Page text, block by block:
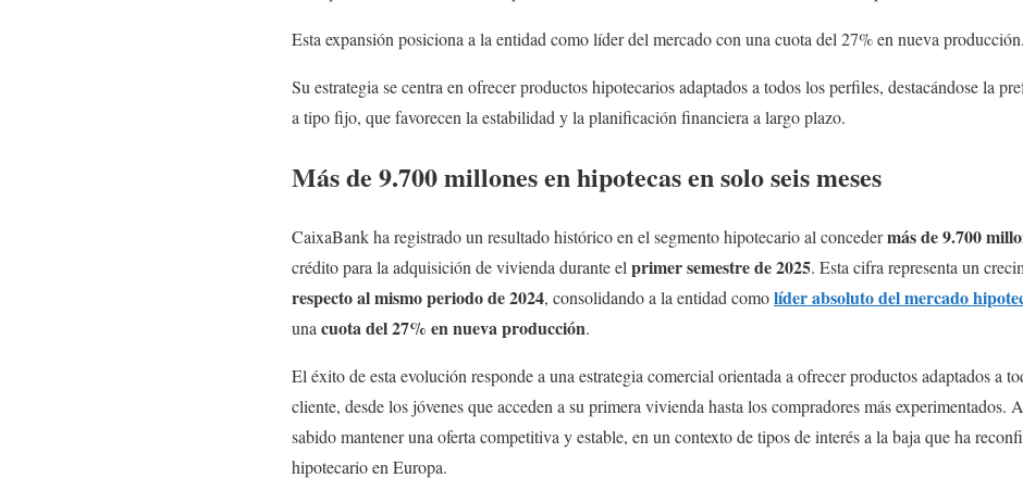
Esta expansión posiciona a la entidad como líder del mercado con una cuota del 27% en nueva producción.
Su estrategia se centra en ofrecer productos hipotecarios adaptados a todos los perfiles, destacándose la
a tipo fijo, que favorecen la estabilidad y la planificación financiera a largo plazo.
Más de 9.700 millones en hipotecas en solo seis meses
CaixaBank ha registrado un resultado histórico en el segmento hipotecario al concedermás de 9.700
crédito para la adquisición de vivienda durante el primer semestre de 2025. Esta cifra representa un
respecto al mismo periodo de 2024, consolidando a la entidad comolíder absoluto del mercado
una cuota del 27% en nueva producción.
El éxito de esta evolución responde a una estrategia comercial orientada a ofrecer productos adaptados a
cliente, desde los jóvenes que acceden a su primera vivienda hasta los compradores más experimentados.
sabido mantener una oferta competitiva y estable, en un contexto de tipos de interés a la baja que ha
hipotecario en Europa.